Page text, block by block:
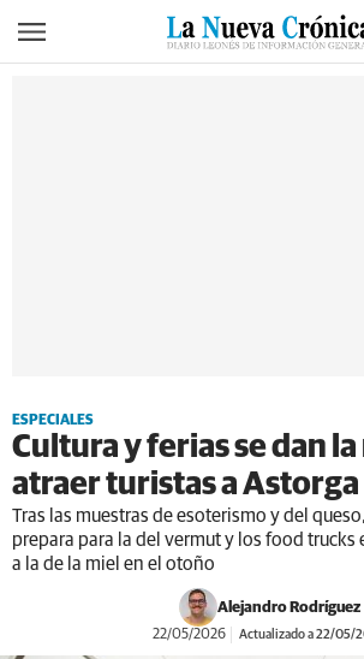
ESPECIALES
Cultura y ferias se dan
atraer turistas a Astorga
Tras las muestras de esoterismo y del
prepara para la del vermut y los food trucks
a la de la miel en el otoño
Alejandro Rodríguez
22/05/2026 Actualizado a 22/05/